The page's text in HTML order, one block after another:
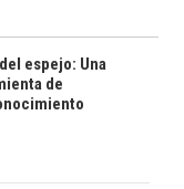
espejo: Una
de